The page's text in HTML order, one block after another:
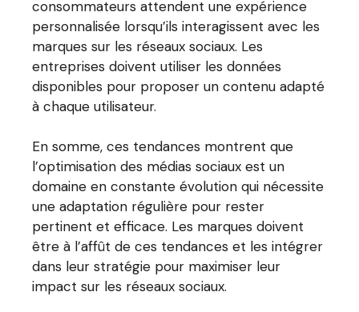
consommateurs attendent une expérience
personnalisée lorsqu’ils interagissent avec les
marques sur les réseaux sociaux. Les
entreprises doivent utiliser les données
disponibles pour proposer un contenu adapté
à chaque utilisateur.
En somme, ces tendances montrent que
l’optimisation des médias sociaux est un
domaine en constante évolution qui nécessite
une adaptation régulière pour rester
pertinent et efficace. Les marques doivent
être à l’affût de ces tendances et les intégrer
dans leur stratégie pour maximiser leur
impact sur les réseaux sociaux.